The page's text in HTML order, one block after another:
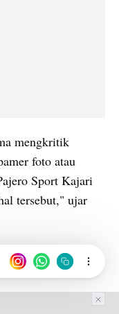
mengkritik
foto atau
Sport Kajari
tersebut," ujar
Jovi